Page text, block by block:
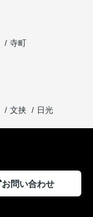
寺町
文挟 日光
お問い合わせ